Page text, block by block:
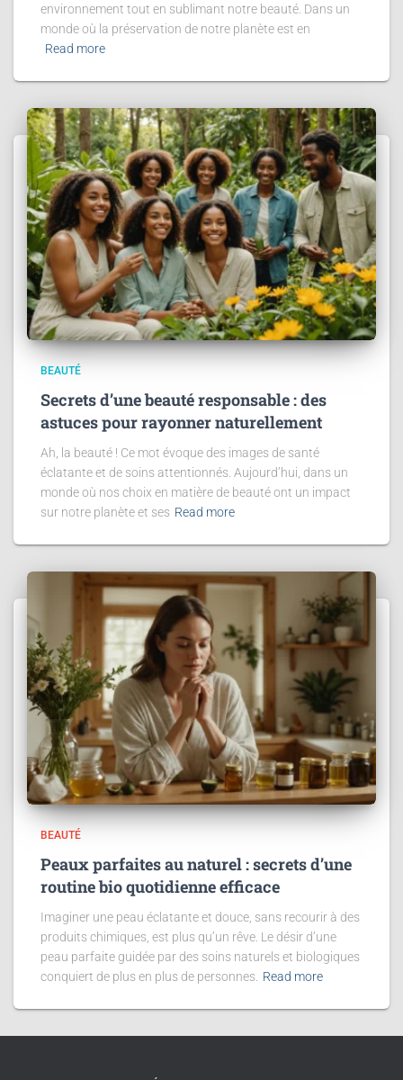
environnement tout en sublimant notre beauté. Dans un
monde où la préservation de notre planète est en
Read more
BEAUTÉ
Secrets d’une beauté responsable : des
astuces pour rayonner naturellement
Ah, la beauté ! Ce mot évoque des images de santé
éclatante et de soins attentionnés. Aujourd’hui, dans un
monde où nos choix en matière de beauté ont un impact
sur notre planète et ses Read more
BEAUTÉ
Peaux parfaites au naturel : secrets d’une
routine bio quotidienne efficace
Imaginer une peau éclatante et douce, sans recourir à des
produits chimiques, est plus qu’un rêve. Le désir d’une
peau parfaite guidée par des soins naturels et biologiques
conquiert de plus en plus de personnes. Read more